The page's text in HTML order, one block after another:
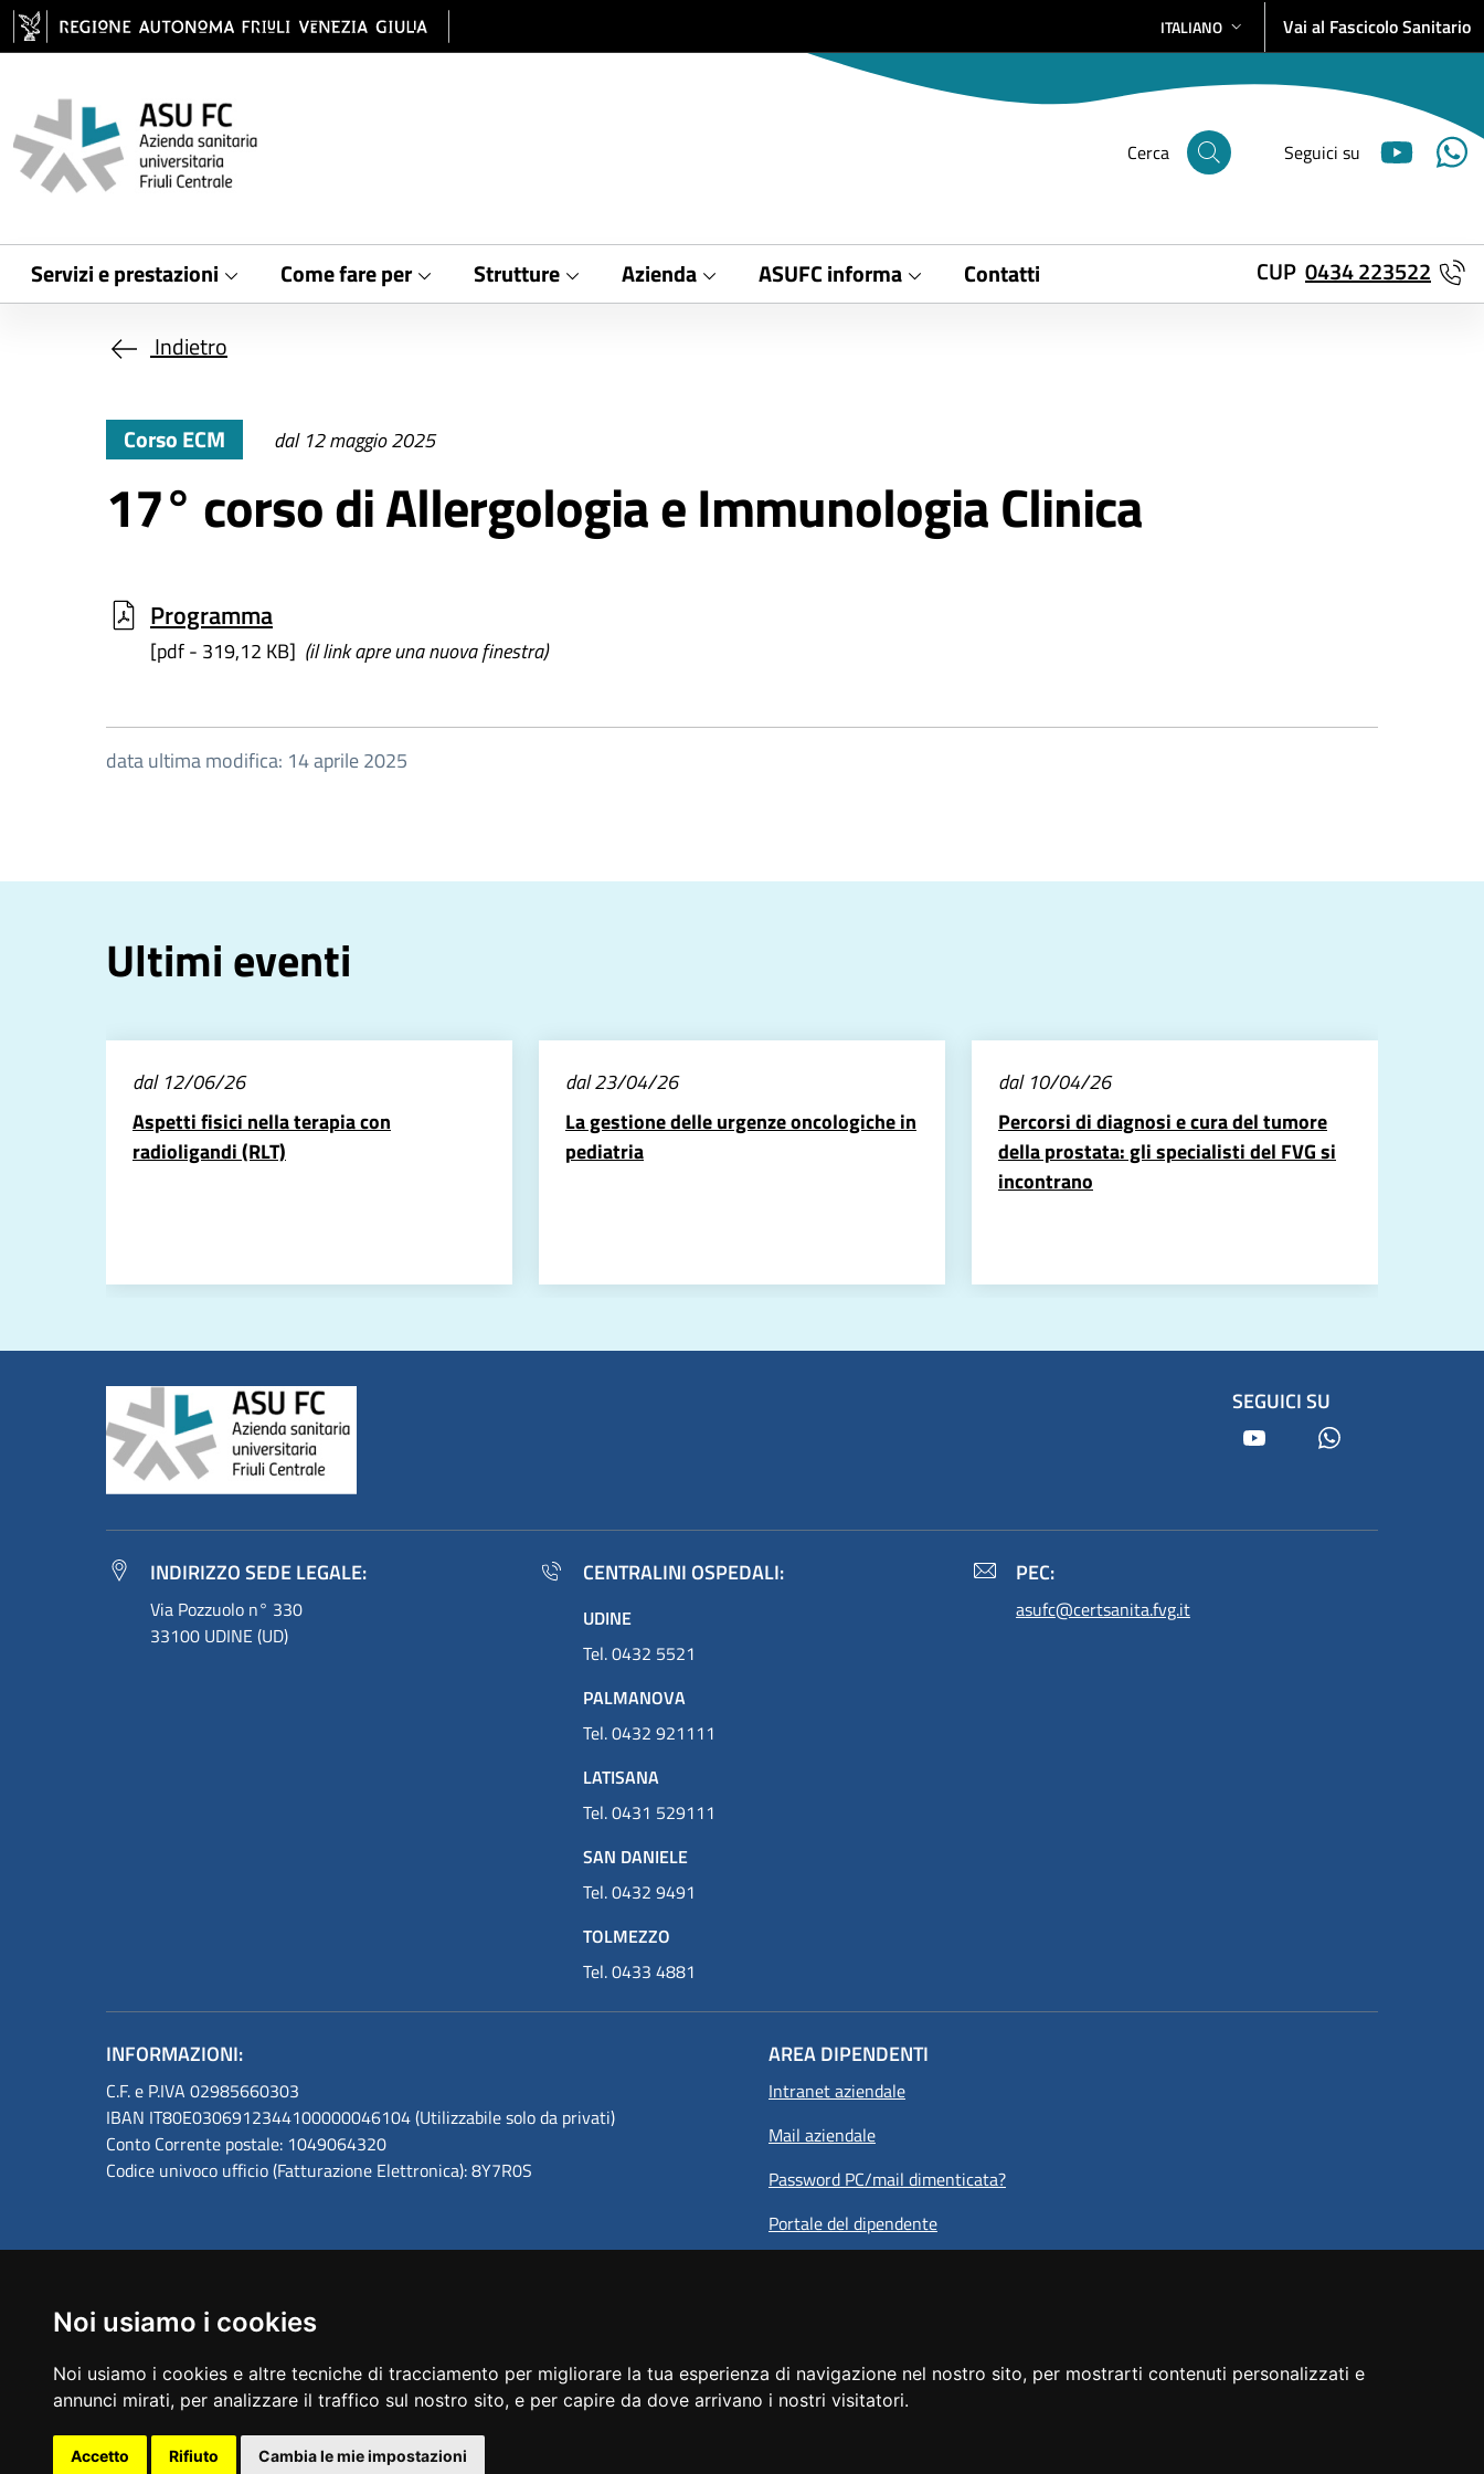
Noi usiamo i cookies
Noi usiamo i cookies e altre tecniche di tracciamento per migliorare la tua esperienza di navigazione nel nostro sito, per mostrarti contenuti personalizzati e
annunci mirati, per analizzare il traffico sul nostro sito, e per capire da dove arrivano i nostri visitatori.
Accetto Rifiuto Cambia le mie impostazioni
Salta al contenuto principale
SELEZIONE LINGUA: LINGUA SELEZIONATA
ITALIANO Vai al Fascicolo Sanitario
Cerca Seguici su
Servizi e prestazioni Come fare per Strutture Azienda ASUFC informa Contatti CUP 0434 223522
Indietro
Corso ECM dal 12 maggio 2025
17° corso di Allergologia e Immunologia Clinica
Programma
[pdf - 319,12 KB] (il link apre una nuova finestra)
data ultima modifica: 14 aprile 2025
Ultimi eventi
dal 12/06/26
Aspetti fisici nella terapia con
radioligandi (RLT)
dal 23/04/26
La gestione delle urgenze oncologiche in
pediatria
dal 10/04/26
Percorsi di diagnosi e cura del tumore
della prostata: gli specialisti del FVG si
incontrano
SEGUICI SU
Youtube
INDIRIZZO SEDE LEGALE:
Via Pozzuolo n° 330
33100 UDINE (UD)
CENTRALINI OSPEDALI:
UDINE
Tel. 0432 5521
PALMANOVA
Tel. 0432 921111
LATISANA
Tel. 0431 529111
SAN DANIELE
Tel. 0432 9491
TOLMEZZO
Tel. 0433 4881
PEC:
asufc@certsanita.fvg.it
INFORMAZIONI:
C.F. e P.IVA 02985660303
IBAN IT80E0306912344100000046104 (Utilizzabile solo da privati)
Conto Corrente postale: 1049064320
Codice univoco ufficio (Fatturazione Elettronica): 8Y7R0S
AREA DIPENDENTI
Intranet aziendale
Mail aziendale
Password PC/mail dimenticata?
Portale del dipendente
Amministrazione trasparente
Sezione Link Utili